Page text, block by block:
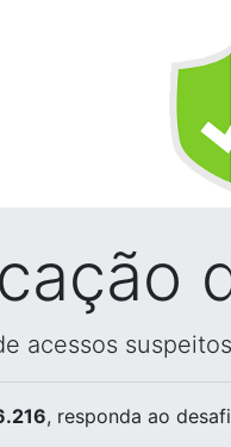
acessos
, responda ao